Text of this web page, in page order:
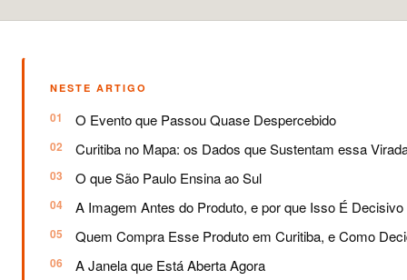
NESTE ARTIGO
O Evento que Passou Quase Despercebido
Curitiba no Mapa: os Dados que Sustentam essa
O que São Paulo Ensina ao Sul
A Imagem Antes do Produto, e por que Isso É Decisivo
Quem Compra Esse Produto em Curitiba, e Como
A Janela que Está Aberta Agora